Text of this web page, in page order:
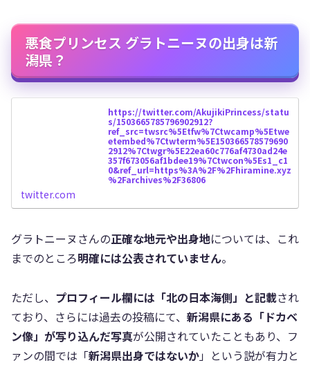
悪食プリンセス グラトニーヌの出身は新
潟県？
https://twitter.com/AkujikiPrincess/statu
s/1503665785796902912?
ref_src=twsrc%5Etfw%7Ctwcamp%5Etwe
etembed%7Ctwterm%5E150366578579690
2912%7Ctwgr%5E22ea60c776af4730ad24e
357f673056af1bdee19%7Ctwcon%5Es1_c1
0&ref_url=https%3A%2F%2Fhiramine.xyz
%2Farchives%2F36806
twitter.com
グラトニーヌさんの正確な地元や出身地については、これ
までのところ明確には公表されていません。
ただし、 プロフィール欄には「北の日本海側」と記載され
ており、さらには過去の投稿にて、 新潟県にある「ドカベ
ン像」が写り込んだ写真が公開されていたこともあり、フ
ァンの間では「新潟県出身ではないか」という説が有力と